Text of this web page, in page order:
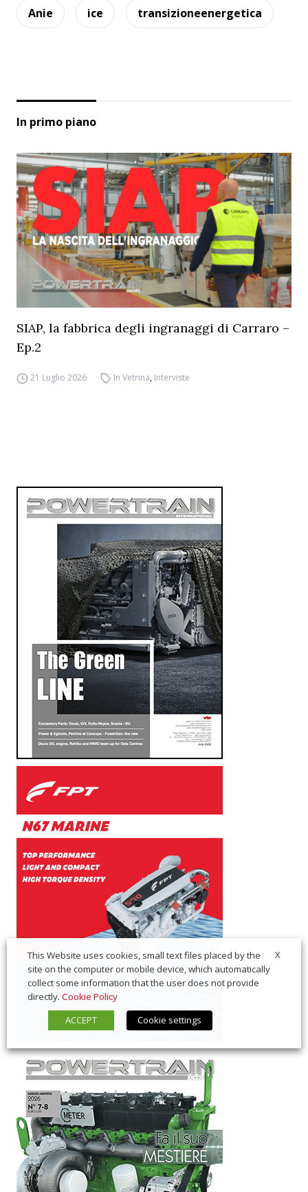
Anie ice transizioneenergetica
In primo piano
SIAP, la fabbrica degli ingranaggi di Carraro –
Ep.2
21 Luglio 2026 In Vetrina, Interviste
X
This Website uses cookies, small text files placed by the
site on the computer or mobile device, which automatically
collect some information that the user does not provide
directly. Cookie Policy
ACCEPT
Cookie settings